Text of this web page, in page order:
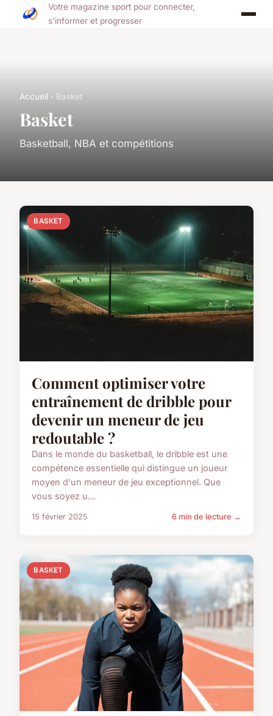
Votre magazine sport pour connecter,
s'informer et progresser
Accueil › Basket
Basket
Basketball, NBA et compétitions
BASKET
Comment optimiser votre
entraînement de dribble pour
devenir un meneur de jeu
redoutable ?
Dans le monde du basketball, le dribble est une
compétence essentielle qui distingue un joueur
moyen d'un meneur de jeu exceptionnel. Que
vous soyez u...
15 février 2025 6 min de lecture →
BASKET